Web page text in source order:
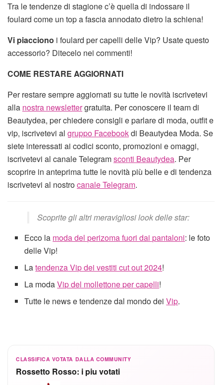
Tra le tendenze di stagione c’è quella di indossare il
foulard come un top a fascia annodato dietro la schiena!
Vi piacciono i foulard per capelli delle Vip? Usate questo
accessorio? Ditecelo nei commenti!
COME RESTARE AGGIORNATI
Per restare sempre aggiornati su tutte le novità iscrivetevi
alla nostra newslettergratuita. Per conoscere il team di
Beautydea, per chiedere consigli e parlare di moda, outfit e
vip, iscrivetevi al gruppo Facebookdi Beautydea Moda. Se
siete interessati ai codici sconto, promozioni e omaggi,
iscrivetevi al canale Telegramsconti Beautydea. Per
scoprire in anteprima tutte le novità più belle e di tendenza
iscrivetevi al nostrocanale Telegram.
Scoprite gli altri meravigliosi look delle star:
Ecco la moda del perizoma fuori dai pantaloni: le foto
delle Vip!
Latendenza Vip dei vestiti cut out 2024!
La modaVip del mollettone per capelli!
Tutte le news e tendenze dal mondo deiVip.
CLASSIFICA VOTATA DALLA COMMUNITY
Rossetto Rosso: i piu votati